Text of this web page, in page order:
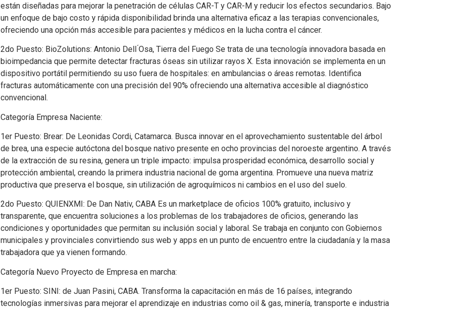
están diseñadas para mejorar la penetración de células CAR-T y CAR-M y reducir los efectos secundarios. Bajo
un enfoque de bajo costo y rápida disponibilidad brinda una alternativa eficaz a las terapias convencionales,
ofreciendo una opción más accesible para pacientes y médicos en la lucha contra el cáncer.
2do Puesto: BioZolutions: Antonio Dell ́Osa, Tierra del Fuego Se trata de una tecnología innovadora basada en
bioimpedancia que permite detectar fracturas óseas sin utilizar rayos X. Esta innovación se implementa en un
dispositivo portátil permitiendo su uso fuera de hospitales: en ambulancias o áreas remotas. Identifica
fracturas automáticamente con una precisión del 90% ofreciendo una alternativa accesible al diagnóstico
convencional.
Categoría Empresa Naciente:
1er Puesto: Brear: De Leonidas Cordi, Catamarca. Busca innovar en el aprovechamiento sustentable del árbol
de brea, una especie autóctona del bosque nativo presente en ocho provincias del noroeste argentino. A través
de la extracción de su resina, genera un triple impacto: impulsa prosperidad económica, desarrollo social y
protección ambiental, creando la primera industria nacional de goma argentina. Promueve una nueva matriz
productiva que preserva el bosque, sin utilización de agroquímicos ni cambios en el uso del suelo.
2do Puesto: QUIENXMI: De Dan Nativ, CABA Es un marketplace de oficios 100% gratuito, inclusivo y
transparente, que encuentra soluciones a los problemas de los trabajadores de oficios, generando las
condiciones y oportunidades que permitan su inclusión social y laboral. Se trabaja en conjunto con Gobiernos
municipales y provinciales convirtiendo sus web y apps en un punto de encuentro entre la ciudadanía y la masa
trabajadora que ya vienen formando.
Categoría Nuevo Proyecto de Empresa en marcha:
1er Puesto: SINI: de Juan Pasini, CABA. Transforma la capacitación en más de 16 países, integrando
tecnologías inmersivas para mejorar el aprendizaje en industrias como oil & gas, minería, transporte e industria